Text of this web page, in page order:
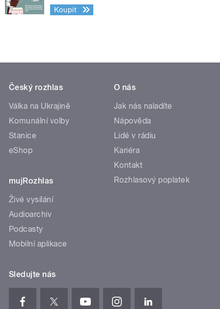
Koupit
Český rozhlas
Válka na Ukrajině
Komunální volby
Stanice
eShop
mujRozhlas
Živé vysílání
Audioarchiv
Podcasty
Mobilní aplikace
O nás
Jak nás naladíte
Nápověda
Lidé v rádiu
Kariéra
Kontakt
Rozhlasový poplatek
Sledujte nás